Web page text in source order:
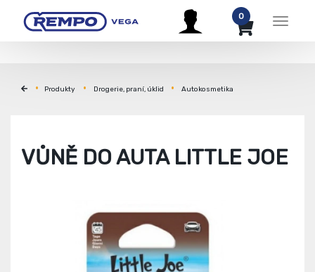
Menu
0
Produkty Drogerie, praní, úklid Autokosmetika
VŮNĚ DO AUTA LITTLE JOE